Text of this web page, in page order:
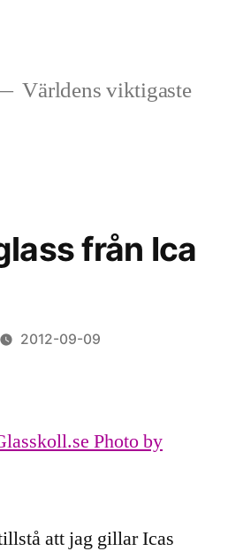
Världens viktigaste
från Ica
2012-09-09
att jag gillar Icas